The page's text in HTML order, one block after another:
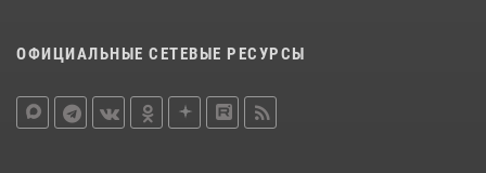
ОФИЦИАЛЬНЫЕ СЕТЕВЫЕ РЕСУРСЫ